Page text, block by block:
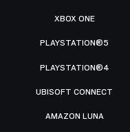
XBOX ONE
PLAYSTATION®5
PLAYSTATION®4
UBISOFT CONNECT
AMAZON LUNA